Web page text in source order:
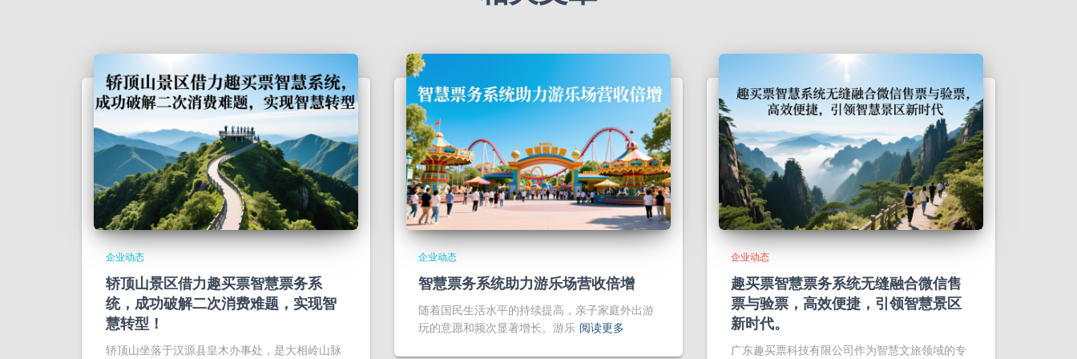
企业动态
轿顶山景区借力趣买票智慧票务系
统，成功破解二次消费难题，实现智
慧转型！
轿顶山坐落于汉源县皇木办事处，是大相岭山脉
企业动态
智慧票务系统助力游乐场营收倍增
随着国民生活水平的持续提高，亲子家庭外出游
玩的意愿和频次显著增长。游乐 阅读更多
企业动态
趣买票智慧票务系统无缝融合微信售
票与验票，高效便捷，引领智慧景区
新时代。
广东趣买票科技有限公司作为智慧文旅领域的专